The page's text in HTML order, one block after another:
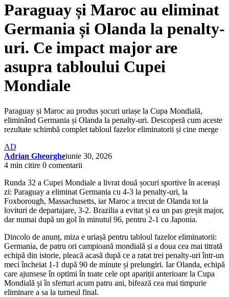
Paraguay și Maroc au eliminat
Germania și Olanda la penalty-
uri. Ce impact major are
asupra tabloului Cupei
Mondiale
Paraguay și Maroc au produs șocuri uriașe la Cupa Mondială,
eliminând Germania și Olanda la penalty-uri. Descoperă cum aceste
rezultate schimbă complet tabloul fazelor eliminatorii și cine merge
AD
Adrian Gheorgheiunie 30, 2026
4 min citire 0 comentarii
Runda 32 a Cupei Mondiale a livrat două șocuri sportive în aceeași
zi: Paraguay a eliminat Germania cu 4-3 la penalty-uri, la
Foxborough, Massachusetts, iar Maroc a trecut de Olanda tot la
lovituri de departajare, 3-2. Brazilia a evitat și ea un pas greșit major,
dar numai după un gol în minutul 96, pentru 2-1 cu Japonia.
Dincolo de anunț, miza e uriașă pentru tabloul fazelor eliminatorii:
Germania, de patru ori campioană mondială și a doua cea mai titrată
echipă din istorie, pleacă acasă după ce a ratat trei penalty-uri într-un
meci încheiat 1-1 după 90 de minute și prelungiri. Iar Olanda, echipă
care ajunsese în optimi în toate cele opt apariții anterioare la Cupa
Mondială și în sferturi acum patru ani, bifează cea mai timpurie
eliminare a sa la turneul final.